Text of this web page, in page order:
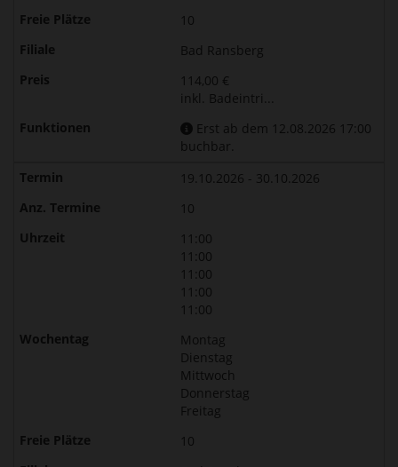
10
Bad Ransberg
114,00 €
inkl. Badeintri...
Erst ab dem 12.08.2026 17:00
buchbar.
19.10.2026 - 30.10.2026
10
11:00
11:00
11:00
11:00
11:00
Montag
Dienstag
Mittwoch
Donnerstag
Freitag
10